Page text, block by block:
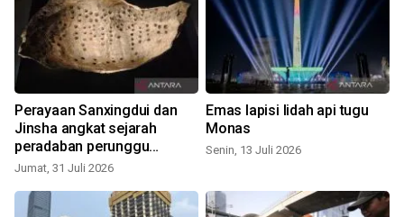
Perayaan Sanxingdui dan
Jinsha angkat sejarah
peradaban perunggu
Tiongkok
Jumat, 31 Juli 2026
Emas lapisi lidah api tugu
Monas
Senin, 13 Juli 2026